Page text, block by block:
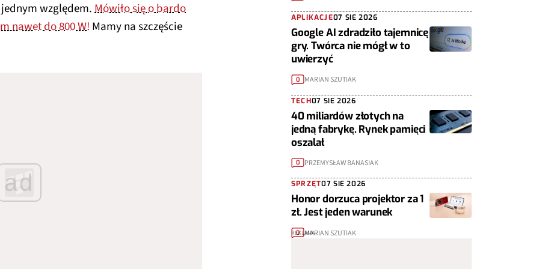
względem.Mówiło się o bardo
nawet do 800 W! Mamy na szczęście
ad
APLIKACJE07 SIE 2026
Google AI zdradziło tajemnicę
gry. Twórca nie mógł w to
uwierzyć
0 MARIAN SZUTIAK
TECH07 SIE 2026
40 miliardów złotych na
jedną fabrykę. Rynek pamięci
oszalał
0 PRZEMYSŁAW BANASIAK
SPRZĘT07 SIE 2026
Honor dorzuca projektor za 1
zł. Jest jeden warunek
0 MARIAN SZUTIAK